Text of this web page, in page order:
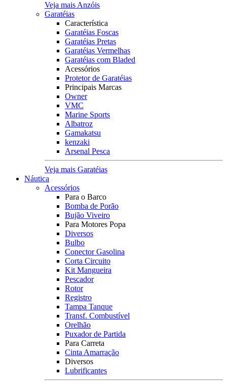
Veja mais Anzóis
Garatéias
Característica
Garatéias Foscas
Garatéias Pretas
Garatéias Vermelhas
Garatéias com Bladed
Acessórios
Protetor de Garatéias
Principais Marcas
Owner
VMC
Marine Sports
Albatroz
Gamakatsu
kenzaki
Arsenal Pesca
Veja mais Garatéias
Náutica
Acessórios
Para o Barco
Bomba de Porão
Bujão Viveiro
Para Motores Popa
Diversos
Bulbo
Conector Gasolina
Corta Circuito
Kit Mangueira
Pescador
Rotor
Registro
Tampa Tanque
Transf. Combustível
Orelhão
Puxador de Partida
Para Carreta
Cinta Amarração
Diversos
Lubrificantes